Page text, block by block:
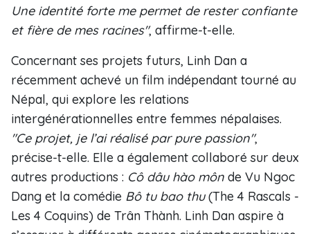
Une identité forte me permet de rester confiante
et fière de mes racines", affirme-t-elle.
Concernant ses projets futurs, Linh Dan a
récemment achevé un film indépendant tourné au
Népal, qui explore les relations
intergénérationnelles entre femmes népalaises.
"Ce projet, je l’ai réalisé par pure passion",
précise-t-elle. Elle a également collaboré sur deux
autres productions : Cô dâu hào môn de Vu Ngoc
Dang et la comédie Bô tu bao thu(The 4 Rascals -
Les 4 Coquins) de Trân Thành. Linh Dan aspire à